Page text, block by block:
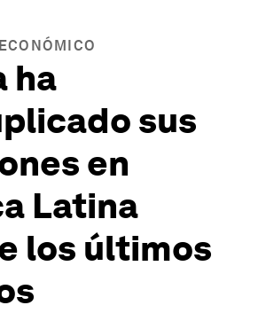
ha
sus
en
Latina
los últimos